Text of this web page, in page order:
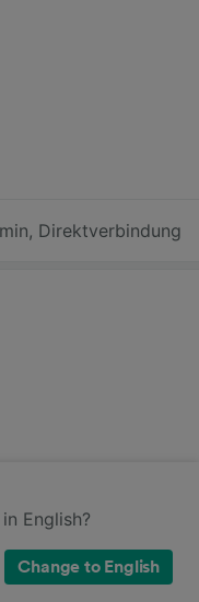
, Direktverbindung
7h 37min
suchen
English?
Change to English